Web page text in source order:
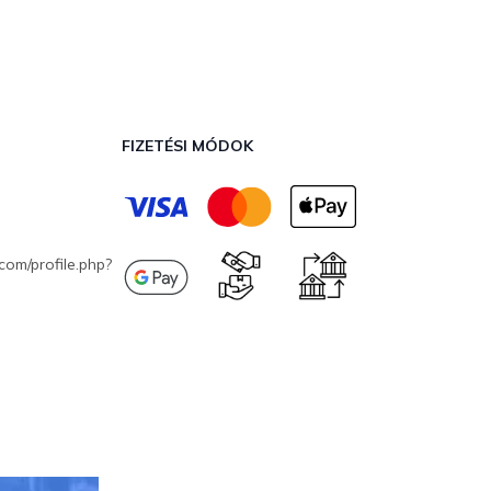
profile.php?
FIZETÉSI MÓDOK